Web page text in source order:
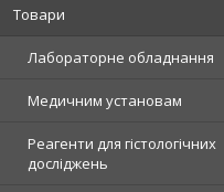
Товари
Лабораторне обладнання
Медичним установам
Реагенти для гістологічних
досліджень